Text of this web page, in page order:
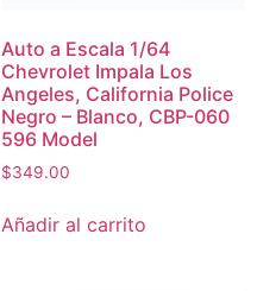
Auto a Escala 1/64
Chevrolet Impala Los
Angeles, California Police
Negro – Blanco, CBP-060
596 Model
$349.00
Añadir al carrito